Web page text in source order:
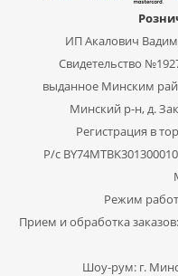
ИП Акалович
Свидетельство
выданное Минским
Минский р-н, д.
Регистрация в
Р/с
Режим
Прием и обработка
Шоу-рум: г.